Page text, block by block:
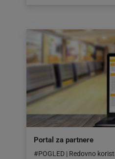
Portal za partnere
#POGLED | Redovno